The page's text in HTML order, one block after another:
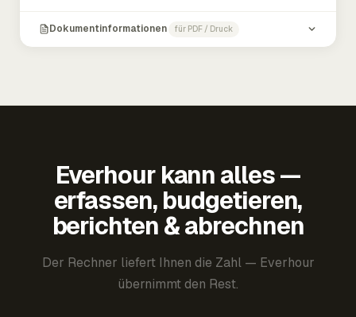
Dokumentinformationen für PDF / Druck
Everhour kann alles —
erfassen, budgetieren,
berichten & abrechnen
Der Rechner liefert Ihnen die Zahl — Everhour
übernimmt den Rest.